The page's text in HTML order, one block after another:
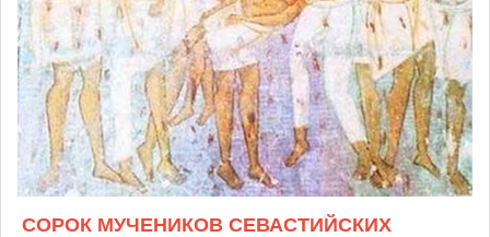
СОРОК МУЧЕНИКОВ СЕВАСТИЙСКИХ